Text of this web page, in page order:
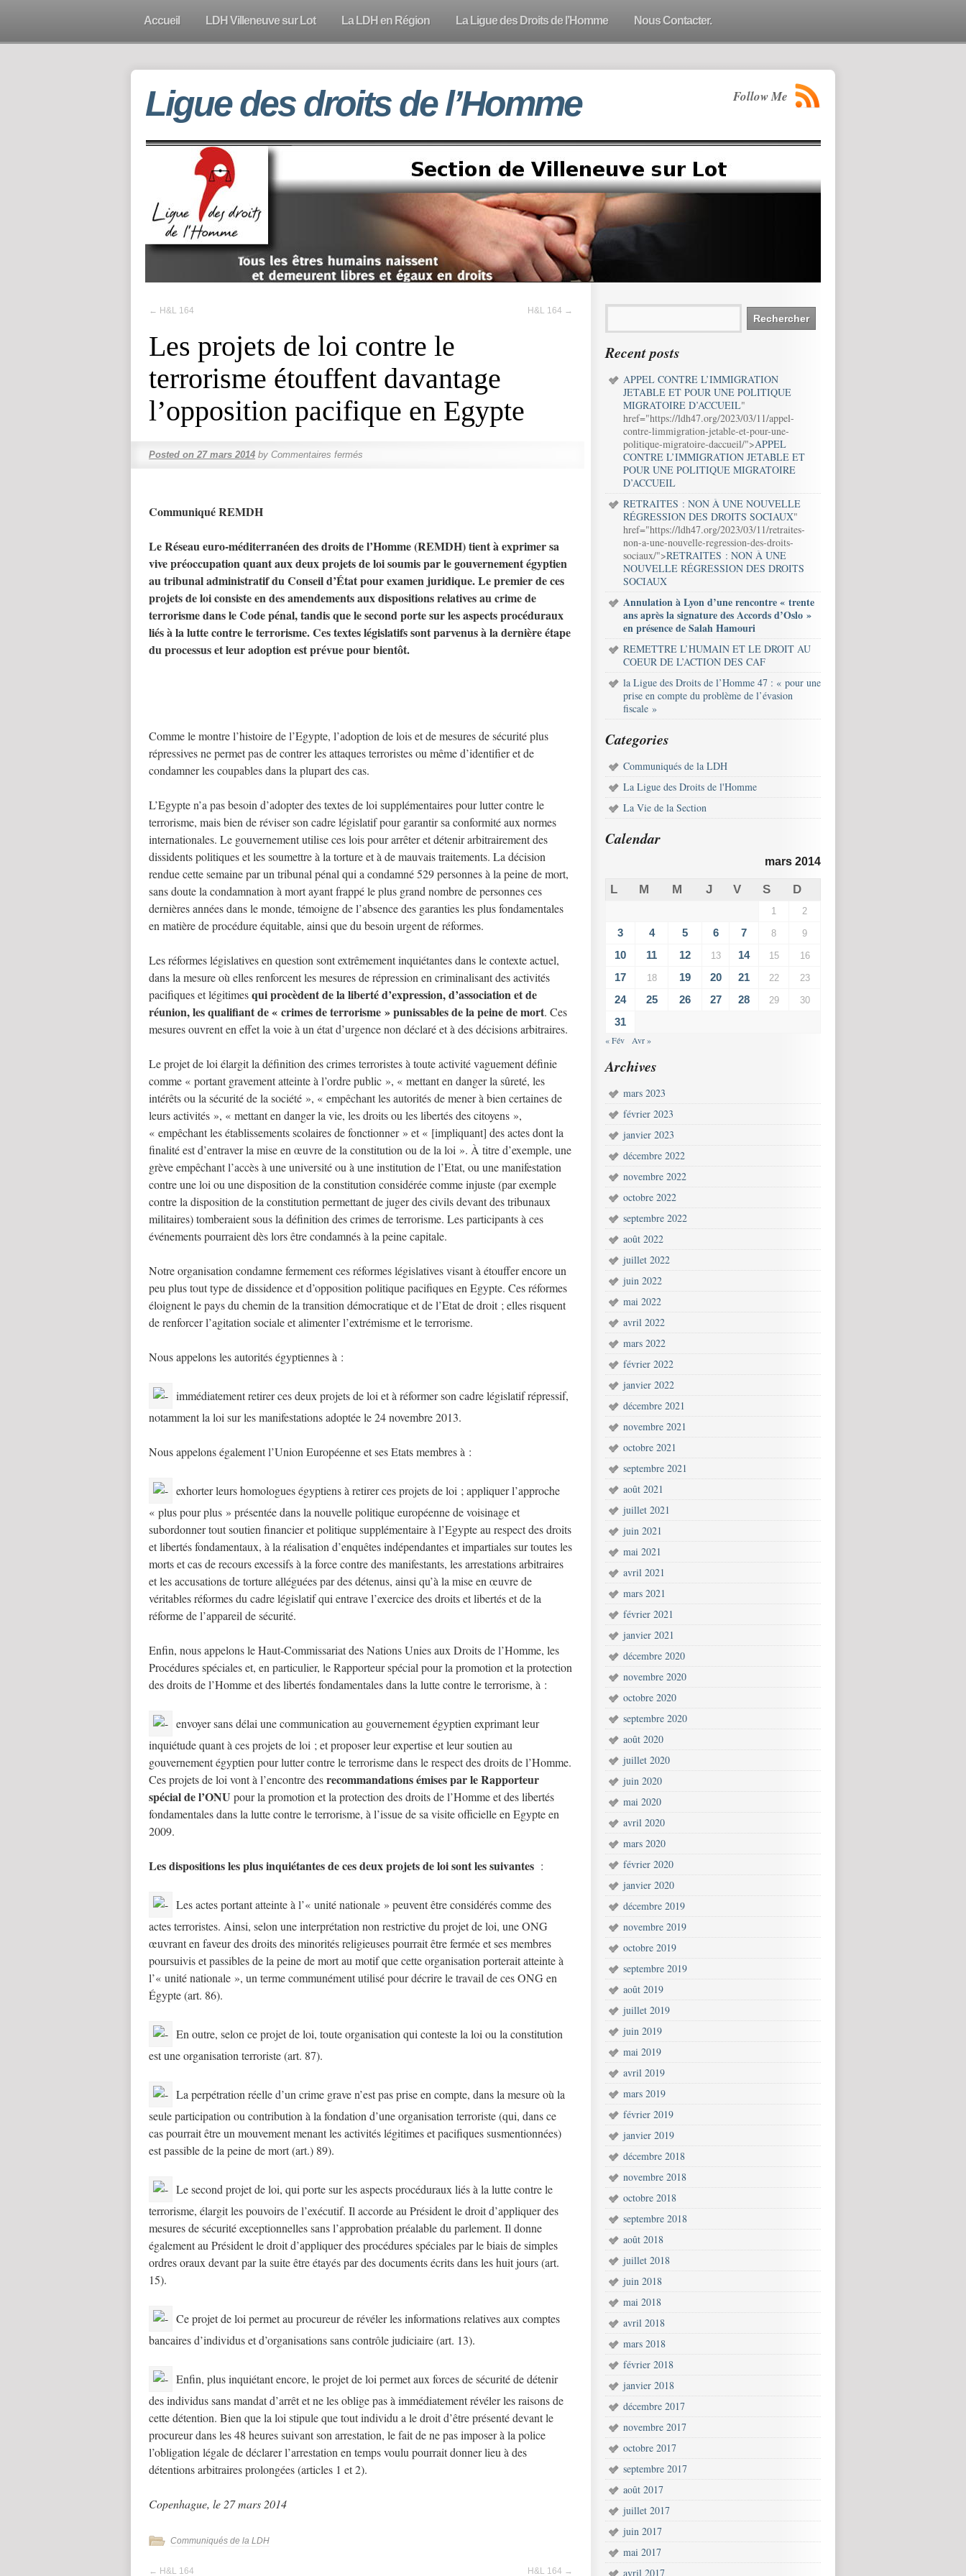
Accueil LDH Villeneuve sur Lot La LDH en Région La Ligue des Droits de l’Homme Nous Contacter.
Ligue des droits de l’Homme Follow Me
← H&L 164 H&L 164 →
Les projets de loi contre le
terrorisme étouffent davantage
l’opposition pacifique en Egypte
Posted on 27 mars 2014 by Commentaires fermés
Communiqué REMDH
Le Réseau euro-méditerranéen des droits de l’Homme (REMDH) tient à exprimer sa
vive préoccupation quant aux deux projets de loi soumis par le gouvernement égyptien
au tribunal administratif du Conseil d’État pour examen juridique. Le premier de ces
projets de loi consiste en des amendements aux dispositions relatives aucrime de
terrorisme dans le Code pénal, tandis que le second porte sur lesaspects procéduraux
liés à la lutte contre le terrorisme. Ces textes législatifs sont parvenus à la dernière étape
du processus et leur adoption est prévue pour bientôt.
Comme le montre l’histoire de l’Egypte, l’adoption de lois et de mesures de sécurité plus
répressives ne permet pas de contrer les attaques terroristes ou même d’identifier et de
condamner les coupables dans la plupart des cas.
L’Egypte n’a pas besoin d’adopter des textes de loi supplémentaires pour lutter contre le
terrorisme, mais bien de réviser son cadre législatif pour garantir sa conformité aux normes
internationales. Le gouvernement utilise ces lois pour arrêter et détenir arbitrairement des
dissidents politiques et les soumettre à la torture et à de mauvais traitements. La décision
rendue cette semaine par un tribunal pénal qui a condamné 529 personnes à la peine de mort,
sans doute la condamnation à mort ayant frappé le plus grand nombre de personnes ces
dernières années dans le monde, témoigne de l’absence des garanties les plus fondamentales
en matière de procédure équitable, ainsi que du besoin urgent de réformes.
Les réformes législatives en question sont extrêmement inquiétantes dans le contexte actuel,
dans la mesure où elles renforcent les mesures de répression en criminalisant des activités
pacifiques et légitimesqui procèdent de la liberté d’expression, d’association et de
réunion, les qualifiant de « crimes de terrorisme » punissables de la peine de mort. Ces
mesures ouvrent en effet la voie à un état d’urgence non déclaré et à des décisions arbitraires.
Le projet de loi élargit la définition des crimes terroristes à toute activité vaguement définie
comme « portant gravement atteinte à l’ordre public », « mettant en danger la sûreté, les
intérêts ou la sécurité de la société », « empêchant les autorités de mener à bien certaines de
leurs activités », « mettant en danger la vie, les droits ou les libertés des citoyens »,
« empêchant les établissements scolaires de fonctionner » et « [impliquant] des actes dont la
finalité est d’entraver la mise en œuvre de la constitution ou de la loi ». À titre d’exemple, une
grève empêchant l’accès à une université ou à une institution de l’Etat, ou une manifestation
contre une loi ou une disposition de la constitution considérée comme injuste (par exemple
contre la disposition de la constitution permettant de juger des civils devant des tribunaux
militaires) tomberaient sous la définition des crimes de terrorisme. Les participants à ces
événements pourraient dès lors être condamnés à la peine capitale.
Notre organisation condamne fermement ces réformes législatives visant à étouffer encore un
peu plus tout type de dissidence et d’opposition politique pacifiques en Egypte. Ces réformes
éloignent le pays du chemin de la transition démocratique et de l’Etat de droit ; elles risquent
de renforcer l’agitation sociale et alimenter l’extrémisme et le terrorisme.
Nous appelons les autorités égyptiennes à :
immédiatement retirer ces deux projets de loi et à réformer son cadre législatif répressif,
notamment la loi sur les manifestations adoptée le 24 novembre 2013.
Nous appelons également l’Union Européenne et ses Etats membres à :
exhorter leurs homologues égyptiens à retirer ces projets de loi ; appliquer l’approche
« plus pour plus » présentée dans la nouvelle politique européenne de voisinage et
subordonner tout soutien financier et politique supplémentaire à l’Egypte au respect des droits
et libertés fondamentaux, à la réalisation d’enquêtes indépendantes et impartiales sur toutes les
morts et cas de recours excessifs à la force contre des manifestants, les arrestations arbitraires
et les accusations de torture alléguées par des détenus, ainsi qu’à la mise en œuvre de
véritables réformes du cadre législatif qui entrave l’exercice des droits et libertés et de la
réforme de l’appareil de sécurité.
Enfin, nous appelons le Haut-Commissariat des Nations Unies aux Droits de l’Homme, les
Procédures spéciales et, en particulier, le Rapporteur spécial pour la promotion et la protection
des droits de l’Homme et des libertés fondamentales dans la lutte contre le terrorisme, à :
envoyer sans délai une communication au gouvernement égyptien exprimant leur
inquiétude quant à ces projets de loi ; et proposer leur expertise et leur soutien au
gouvernement égyptien pour lutter contre le terrorisme dans le respect des droits de l’Homme.
Ces projets de loi vont à l’encontre desrecommandations émises par le Rapporteur
spécial de l’ONU pour la promotion et la protection des droits de l’Homme et des libertés
fondamentales dans la lutte contre le terrorisme, à l’issue de sa visite officielle en Egypte en
2009.
Les dispositions les plus inquiétantes de ces deux projets de loi sont les suivantes :
Les actes portant atteinte à l’« unité nationale » peuvent être considérés comme des
actes terroristes. Ainsi, selon une interprétation non restrictive du projet de loi, une ONG
œuvrant en faveur des droits des minorités religieuses pourrait être fermée et ses membres
poursuivis et passibles de la peine de mort au motif que cette organisation porterait atteinte à
l’« unité nationale », un terme communément utilisé pour décrire le travail de ces ONG en
Égypte (art. 86).
En outre, selon ce projet de loi, toute organisation qui conteste la loi ou la constitution
est une organisation terroriste (art. 87).
La perpétration réelle d’un crime grave n’est pas prise en compte, dans la mesure où la
seule participation ou contribution à la fondation d’une organisation terroriste (qui, dans ce
cas pourrait être un mouvement menant les activités légitimes et pacifiques susmentionnées)
est passible de la peine de mort (art.) 89).
Le second projet de loi, qui porte sur les aspects procéduraux liés à la lutte contre le
terrorisme, élargit les pouvoirs de l’exécutif. Il accorde au Président le droit d’appliquer des
mesures de sécurité exceptionnelles sans l’approbation préalable du parlement. Il donne
également au Président le droit d’appliquer des procédures spéciales par le biais de simples
ordres oraux devant par la suite être étayés par des documents écrits dans les huit jours (art.
15).
Ce projet de loi permet au procureur de révéler les informations relatives aux comptes
bancaires d’individus et d’organisations sans contrôle judiciaire (art. 13).
Enfin, plus inquiétant encore, le projet de loi permet aux forces de sécurité de détenir
des individus sans mandat d’arrêt et ne les oblige pas à immédiatement révéler les raisons de
cette détention. Bien que la loi stipule que tout individu a le droit d’être présenté devant le
procureur dans les 48 heures suivant son arrestation, le fait de ne pas imposer à la police
l’obligation légale de déclarer l’arrestation en temps voulu pourrait donner lieu à des
détentions arbitraires prolongées (articles 1 et 2).
Copenhague, le 27 mars 2014
Communiqués de la LDH
← H&L 164 H&L 164 →
Recent posts
APPEL CONTRE L’IMMIGRATION
JETABLE ET POUR UNE POLITIQUE
MIGRATOIRE D’ACCUEIL"
href="https://ldh47.org/2023/03/11/appel-
contre-limmigration-jetable-et-pour-une-
politique-migratoire-daccueil/">APPEL
CONTRE L’IMMIGRATION JETABLE ET
POUR UNE POLITIQUE MIGRATOIRE
D’ACCUEIL
RETRAITES : NON À UNE NOUVELLE
RÉGRESSION DES DROITS SOCIAUX"
href="https://ldh47.org/2023/03/11/retraites-
non-a-une-nouvelle-regression-des-droits-
sociaux/">RETRAITES : NON À UNE
NOUVELLE RÉGRESSION DES DROITS
SOCIAUX
Annulation à Lyon d’une rencontre « trente
ans après la signature des Accords d’Oslo »
en présence de Salah Hamouri
REMETTRE L’HUMAIN ET LE DROIT AU
COEUR DE L’ACTION DES CAF
la Ligue des Droits de l’Homme 47 : « pour une
prise en compte du problème de l’évasion
fiscale »
Categories
Communiqués de la LDH
La Ligue des Droits de l'Homme
La Vie de la Section
Calendar
mars 2014
L M M J V S D
1 2
3 4 5 6 7 8 9
10 11 12 13 14 15 16
17 18 19 20 21 22 23
24 25 26 27 28 29 30
31
« Fév Avr »
Archives
mars 2023
février 2023
janvier 2023
décembre 2022
novembre 2022
octobre 2022
septembre 2022
août 2022
juillet 2022
juin 2022
mai 2022
avril 2022
mars 2022
février 2022
janvier 2022
décembre 2021
novembre 2021
octobre 2021
septembre 2021
août 2021
juillet 2021
juin 2021
mai 2021
avril 2021
mars 2021
février 2021
janvier 2021
décembre 2020
novembre 2020
octobre 2020
septembre 2020
août 2020
juillet 2020
juin 2020
mai 2020
avril 2020
mars 2020
février 2020
janvier 2020
décembre 2019
novembre 2019
octobre 2019
septembre 2019
août 2019
juillet 2019
juin 2019
mai 2019
avril 2019
mars 2019
février 2019
janvier 2019
décembre 2018
novembre 2018
octobre 2018
septembre 2018
août 2018
juillet 2018
juin 2018
mai 2018
avril 2018
mars 2018
février 2018
janvier 2018
décembre 2017
novembre 2017
octobre 2017
septembre 2017
août 2017
juillet 2017
juin 2017
mai 2017
avril 2017